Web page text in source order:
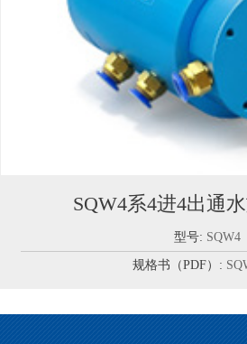
SQW4系4进4出通
型号: SQW4
规格书（PDF）: